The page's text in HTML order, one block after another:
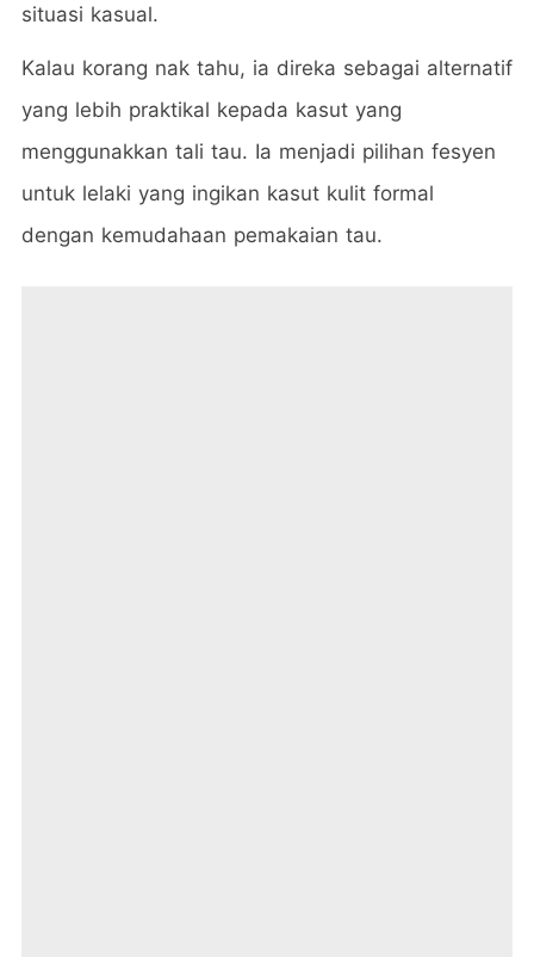
situasi kasual.
Kalau korang nak tahu, ia direka sebagai alternatif
yang lebih praktikal kepada kasut yang
menggunakkan tali tau. Ia menjadi pilihan fesyen
untuk lelaki yang ingikan kasut kulit formal
dengan kemudahaan pemakaian tau.